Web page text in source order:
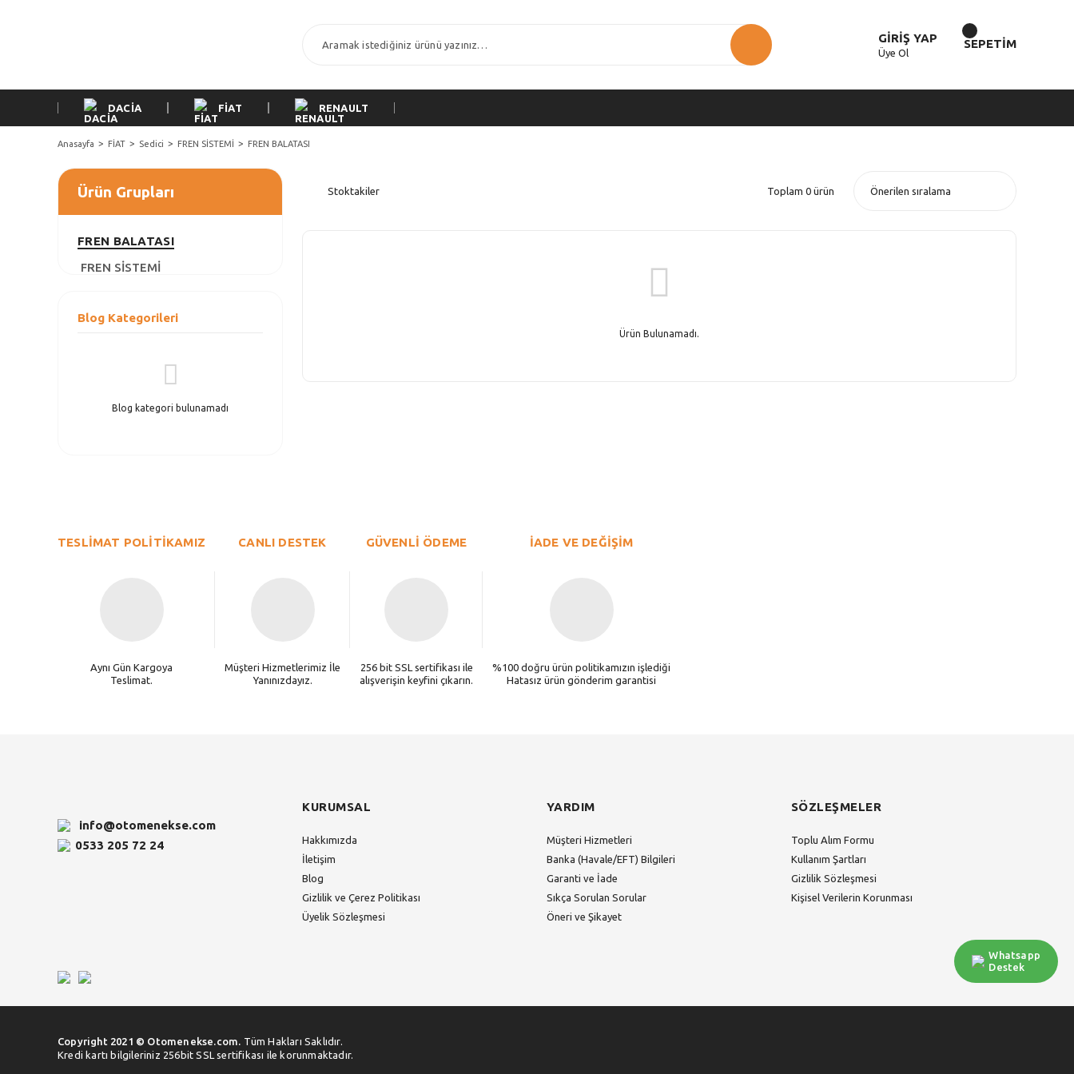
GİRİŞ YAP
Üye Ol
SEPETİM
DACİA FİAT RENAULT
Anasayfa FİAT Sedici FREN SİSTEMİ FREN BALATASI
Ürün Grupları
FREN BALATASI
FREN SİSTEMİ
Blog Kategorileri
Blog kategori bulunamadı
Stoktakiler Toplam 0 ürün
Ürün Bulunamadı.
TESLİMAT POLİTİKAMIZ
Aynı Gün Kargoya
Teslimat.
CANLI DESTEK
Müşteri Hizmetlerimiz İle
Yanınızdayız.
GÜVENLİ ÖDEME
256 bit SSL sertifikası ile
alışverişin keyfini çıkarın.
İADE VE DEĞİŞİM
%100 doğru ürün politikamızın işlediği
Hatasız ürün gönderim garantisi
info@otomenekse.com
0533 205 72 24
KURUMSAL
Hakkımızda
İletişim
Blog
Gizlilik ve Çerez Politikası
Üyelik Sözleşmesi
YARDIM
Müşteri Hizmetleri
Banka (Havale/EFT) Bilgileri
Garanti ve İade
Sıkça Sorulan Sorular
Öneri ve Şikayet
SÖZLEŞMELER
Toplu Alım Formu
Kullanım Şartları
Gizlilik Sözleşmesi
Kişisel Verilerin Korunması
Copyright 2021 © Otomenekse.com. Tüm Hakları Saklıdır.
Kredi kartı bilgileriniz 256bit SSL sertifikası ile korunmaktadır.
Whatsapp
Destek